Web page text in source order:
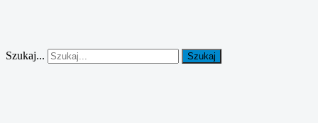
Szukaj... Szukaj